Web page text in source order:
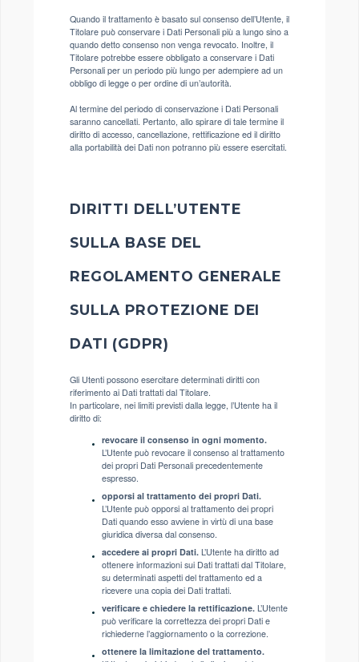
Quando il trattamento è basato sul consenso dell’Utente, il
Titolare può conservare i Dati Personali più a lungo sino a
quando detto consenso non venga revocato. Inoltre, il
Titolare potrebbe essere obbligato a conservare i Dati
Personali per un periodo più lungo per adempiere ad un
obbligo di legge o per ordine di un’autorità.
Al termine del periodo di conservazione i Dati Personali
saranno cancellati. Pertanto, allo spirare di tale termine il
diritto di accesso, cancellazione, rettificazione ed il diritto
alla portabilità dei Dati non potranno più essere esercitati.
DIRITTI DELL’UTENTE
SULLA BASE DEL
REGOLAMENTO GENERALE
SULLA PROTEZIONE DEI
DATI (GDPR)
Gli Utenti possono esercitare determinati diritti con
riferimento ai Dati trattati dal Titolare.
In particolare, nei limiti previsti dalla legge, l’Utente ha il
diritto di:
revocare il consenso in ogni momento.
L’Utente può revocare il consenso al trattamento
dei propri Dati Personali precedentemente
espresso.
opporsi al trattamento dei propri Dati.
L’Utente può opporsi al trattamento dei propri
Dati quando esso avviene in virtù di una base
giuridica diversa dal consenso.
accedere ai propri Dati. L’Utente ha diritto ad
ottenere informazioni sui Dati trattati dal Titolare,
su determinati aspetti del trattamento ed a
ricevere una copia dei Dati trattati.
verificare e chiedere la rettificazione. L’Utente
può verificare la correttezza dei propri Dati e
richiederne l’aggiornamento o la correzione.
ottenere la limitazione del trattamento.